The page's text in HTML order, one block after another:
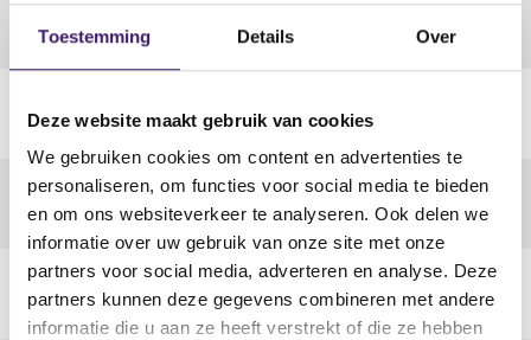
Toestemming Details Over
Deze website maakt gebruik van cookies
We gebruiken cookies om content en advertenties te
personaliseren, om functies voor social media te bieden
en om ons websiteverkeer te analyseren. Ook delen we
informatie over uw gebruik van onze site met onze
partners voor social media, adverteren en analyse. Deze
partners kunnen deze gegevens combineren met andere
informatie die u aan ze heeft verstrekt of die ze hebben
Naam
Geldigheid
Cookie-instellingen
Einde van de sessie
Cookie-instellingen
Nee
Naam
Cookie-instellingen
Naam
Naam
Cookie-instellingen
nmstat